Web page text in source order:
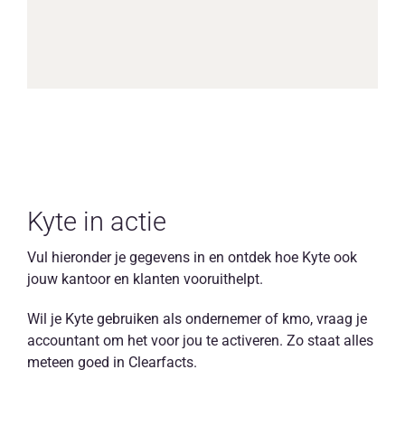
Kyte in actie
Vul hieronder je gegevens in en ontdek hoe Kyte ook
jouw kantoor en klanten vooruithelpt.
Wil je Kyte gebruiken als ondernemer of kmo, vraag je
accountant om het voor jou te activeren. Zo staat alles
meteen goed in Clearfacts.